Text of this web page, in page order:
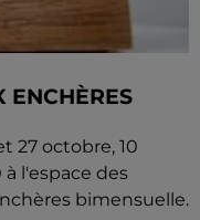
ENCHÈRES
27 octobre, 10
l'espace des
bimensuelle.